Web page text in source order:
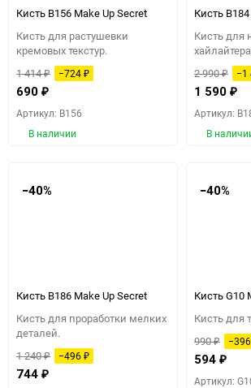
Кисть B156 Make Up Secret
Кисть для растушевки
кремовых текстур.
1 414₽ −724 ₽
690 ₽
Артикул: B156
В наличии
Кисть
Кисть для
2 990₽ −1
1 590 ₽
Артикул:
В
−40%
Кисть B186 Make Up Secret
Кисть для проработки мелких
деталей.
1 240₽ −496 ₽
744 ₽
−40%
Кисть G10
Кисть для
990₽ −396
594 ₽
Артикул: